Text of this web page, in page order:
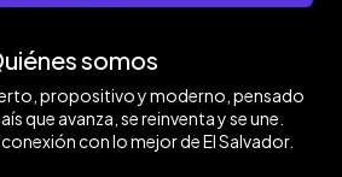
somos
propositivo y moderno, pensado
que avanza, se reinventa y se une.
con lo mejor de El Salvador.